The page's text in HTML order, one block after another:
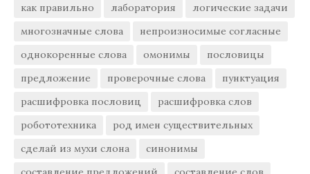
как правильно
лаборатория
логические задачи
многозначные слова
непроизносимые согласные
однокоренные слова
омонимы
пословицы
предложение
проверочные слова
пунктуация
расшифровка пословиц
расшифровка слов
робототехника
род имен существительных
сделай из мухи слона
синонимы